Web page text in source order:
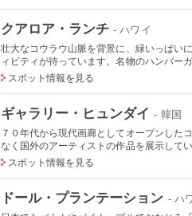
クアロア・ランチ - ハワイ
壮大なコウラウ山脈を背景に、緑いっぱい
ィビティが待っています。名物のハンバー
スポット情報を見る
ギャラリー・ヒュンダイ - 韓国
７０年代から現代画廊としてオープンした
なく国外のアーティストの作品を展示して
スポット情報を見る
ドール・プランテーション - ハ